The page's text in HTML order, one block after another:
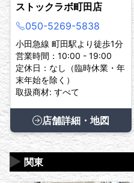
ストックラボ町田店
050-5269-5838
小田急線 町田駅より徒歩1分
営業時間：10:00 - 19:00
定休日：なし（臨時休業・年
末年始を除く）
取扱商材: すべて
店舗詳細・地図
関東
▶